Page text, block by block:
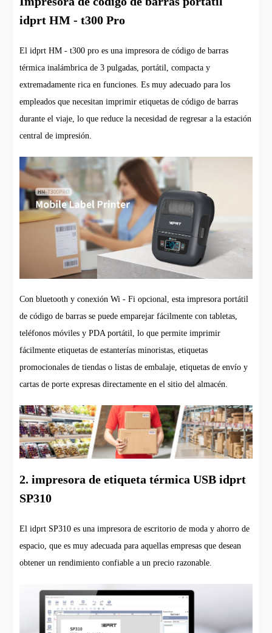
idprt HM - t300 Pro
El idprt HM - t300 pro es una impresora de código de barras
térmica inalámbrica de 3 pulgadas, portátil, compacta y
extremadamente rica en funciones. Es muy adecuado para los
empleados que necesitan imprimir etiquetas de código de barras
durante el viaje, lo que reduce la necesidad de regresar a la estación
central de impresión.
Con bluetooth y conexión Wi - Fi opcional, esta impresora portátil
de código de barras se puede emparejar fácilmente con tabletas,
teléfonos móviles y PDA portátil, lo que permite imprimir
fácilmente etiquetas de estanterías minoristas, etiquetas
promocionales de tiendas o listas de embalaje, etiquetas de envío y
cartas de porte expresas directamente en el sitio del almacén.
2. impresora de etiqueta térmica USB idprt
SP310
El idprt SP310 es una impresora de escritorio de moda y ahorro de
espacio, que es muy adecuada para aquellas empresas que desean
obtener un rendimiento confiable a un precio razonable.